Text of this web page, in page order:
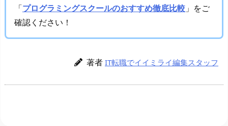
「プログラミングスクールのおすすめ徹底比較 」をご
確認ください！
著者 IT転職でイイミライ編集スタッフ